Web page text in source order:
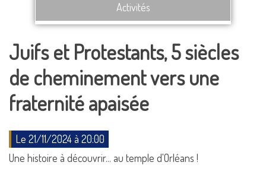
Activités
Juifs et Protestants, 5 siècles
de cheminement vers une
fraternité apaisée
Le 21/11/2024 à 20:00
Une histoire à découvrir... au temple d'Orléans !